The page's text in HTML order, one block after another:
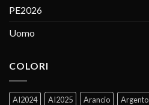
PE2026
Uomo
COLORI
AI2024 AI2025 Arancio Argento